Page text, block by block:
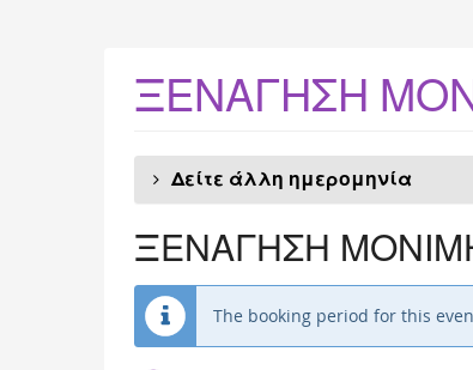
ΞΕΝΑΓΗΣΗ
Δείτε άλλη ημερομηνία
ΞΕΝΑΓΗΣΗ
The booking period for this